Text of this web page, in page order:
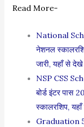
Read More-
National
नेशनल
जारी, यहाँ से
NSP CSS
बोर्ड इंटर पास
स्कालरशिप,
Graduation